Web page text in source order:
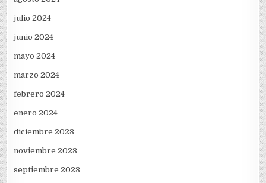
julio 2024
junio 2024
mayo 2024
marzo 2024
febrero 2024
enero 2024
diciembre 2023
noviembre 2023
septiembre 2023